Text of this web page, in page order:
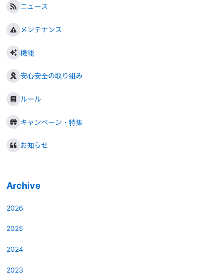
ニュース
メンテナンス
機能
安心安全の取り組み
ルール
キャンペーン・特集
お知らせ
Archive
2026
2025
2024
2023